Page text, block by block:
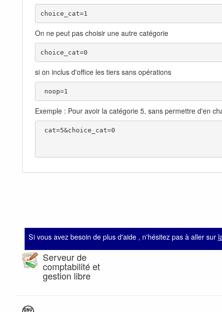
choice_cat=1
On ne peut pas choisir une autre catégorie
choice_cat=0
si on inclus d'office les tiers sans opérations
noop=1
Exemple : Pour avoir la catégorie 5, sans permettre d'en
Si vous avez besoin de plus d'aide , n'hésitez pas à aller sur
Serveur de
comptabilité et
gestion libre